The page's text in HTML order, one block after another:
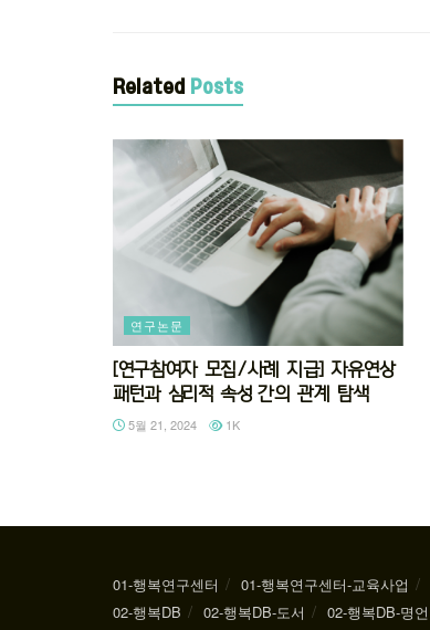
Related Posts
연구논문
[연구참여자 모집/사례 지급] 자유연상
패턴과 심리적 속성 간의 관계 탐색
5월 21, 2024
1K
01-행복연구센터 01-행복연구센터-교육사업
02-행복DB
02-행복DB-도서 02-행복DB-명언